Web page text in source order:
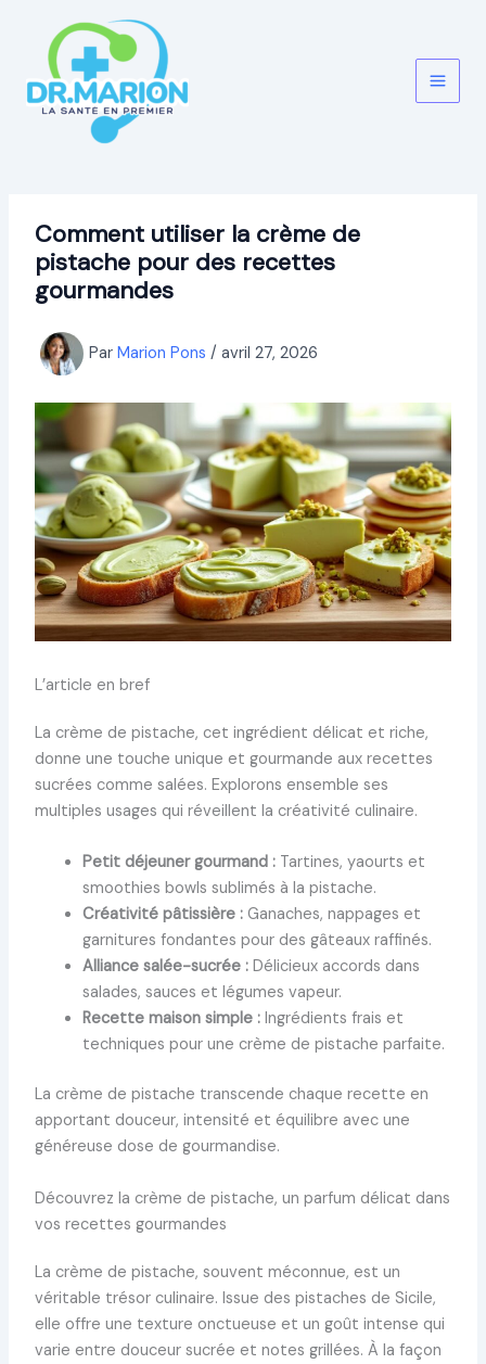
contenu
Comment utiliser la crème de
pistache pour des recettes
gourmandes
Par Marion Pons / avril 27, 2026
L’article en bref
La crème de pistache, cet ingrédient délicat et riche,
donne une touche unique et gourmande aux recettes
sucrées comme salées. Explorons ensemble ses
multiples usages qui réveillent la créativité culinaire.
Petit déjeuner gourmand : Tartines, yaourts et
smoothies bowls sublimés à la pistache.
Créativité pâtissière : Ganaches, nappages et
garnitures fondantes pour des gâteaux raffinés.
Alliance salée-sucrée : Délicieux accords dans
salades, sauces et légumes vapeur.
Recette maison simple : Ingrédients frais et
techniques pour une crème de pistache parfaite.
La crème de pistache transcende chaque recette en
apportant douceur, intensité et équilibre avec une
généreuse dose de gourmandise.
Découvrez la crème de pistache, un parfum délicat dans
vos recettes gourmandes
La crème de pistache, souvent méconnue, est un
véritable trésor culinaire. Issue des pistaches de Sicile,
elle offre une texture onctueuse et un goût intense qui
varie entre douceur sucrée et notes grillées. À la façon